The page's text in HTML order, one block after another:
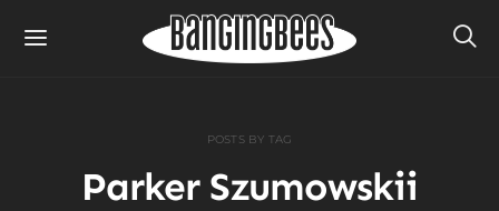
POSTS BY TAG
Parker Szumowskii